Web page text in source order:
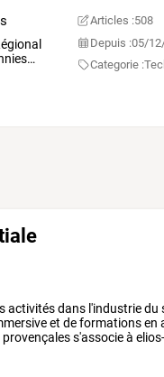
…
Articles :508
Depuis :05/
Categorie :
activitésdans l'industriedu
et deformationsen
provençaless'associeà